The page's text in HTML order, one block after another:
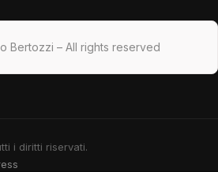
Bertozzi – All rights reserved
i diritti riservati.